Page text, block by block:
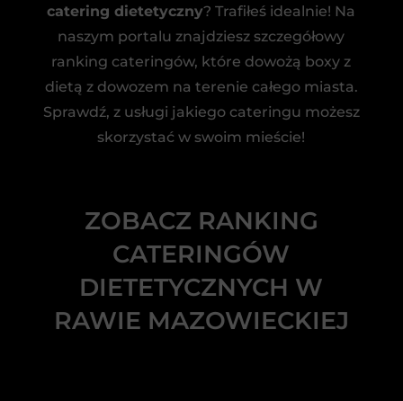
catering dietetyczny? Trafiłeś idealnie! Na
naszym portalu znajdziesz szczegółowy
ranking cateringów, które dowożą boxy z
dietą z dowozem na terenie całego miasta.
Sprawdź, z usługi jakiego cateringu możesz
skorzystać w swoim mieście!
ZOBACZ RANKING
CATERINGÓW
DIETETYCZNYCH W
RAWIE MAZOWIECKIEJ